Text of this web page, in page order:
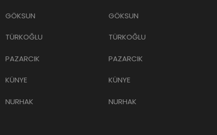
GÖKSUN
TÜRKOĞLU
PAZARCIK
KÜNYE
NURHAK
GÖKSUN
TÜRKOĞLU
PAZARCIK
KÜNYE
NURHAK